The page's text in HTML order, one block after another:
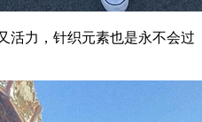
力，针织元素也是永不会过